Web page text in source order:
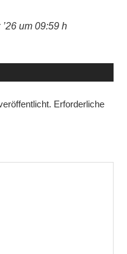
um 09:59 h
Erforderliche